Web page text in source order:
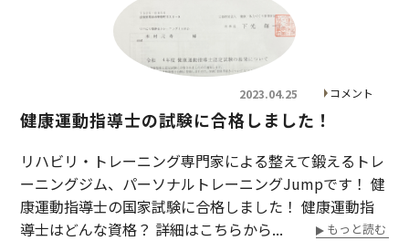
健康運動指導士の試験に合格しました！
2023.04.25 コメント
リハビリ・トレーニング専門家による整えて鍛えるトレ
ーニングジム、パーソナルトレーニングJumpです！ 健
康運動指導士の国家試験に合格しました！ 健康運動指
導士はどんな資格？ 詳細はこちらから...
もっと読む